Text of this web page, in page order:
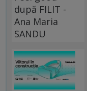
după FILIT -
Ana Maria
SANDU